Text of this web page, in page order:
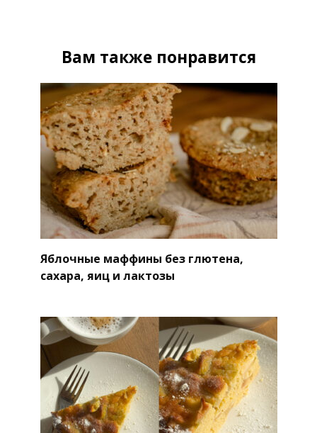
Вам также понравится
Яблочные маффины без глютена,
сахара, яиц и лактозы